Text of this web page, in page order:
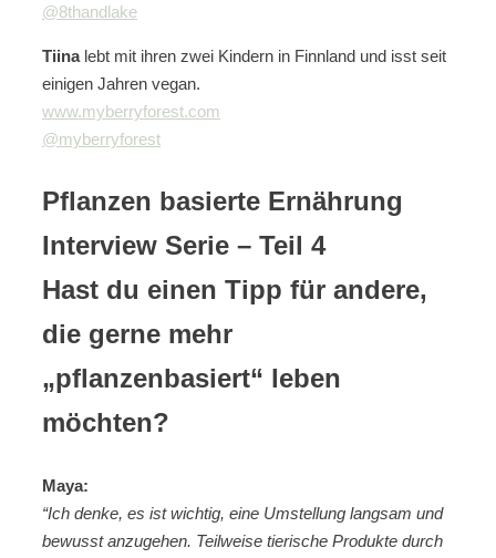
@8thandlake
Tiinalebt mit ihren zwei Kindern in Finnland und isst seit
einigen Jahren vegan.
www.myberryforest.com
@myberryforest
Pflanzen basierte Ernährung
Interview Serie – Teil 4
Hast du einen Tipp für andere,
die gerne mehr
„pflanzenbasiert“ leben
möchten?
Maya:
“Ich denke, es ist wichtig, eine Umstellung langsam und
bewusst anzugehen. Teilweise tierische Produkte durch